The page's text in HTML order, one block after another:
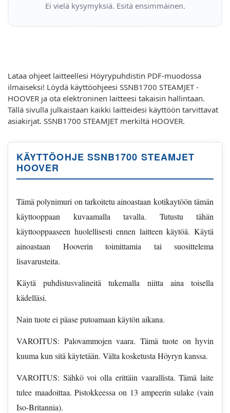
Ei vielä kysymyksiä. Esitä ensimmäinen.
Lataa ohjeet laitteellesi Höyrypuhdistin PDF-muodossa
ilmaiseksi! Löydä käyttöohjeesi SSNB1700 STEAMJET -
HOOVER ja ota elektroninen laitteesi takaisin hallintaan.
Tällä sivulla julkaistaan kaikki laitteidesi käyttöön tarvittavat
asiakirjat. SSNB1700 STEAMJET merkiltä HOOVER.
KÄYTTÖOHJE SSNB1700 STEAMJET
HOOVER
Tämä polynimuri on tarkoitetu ainoastaan kotikaytöön tämän
käyttooppaan kuvaamalla tavalla. Tutustu tähän
käyttooppaaseen huolellisesti ennen laitteen käytöä. Käytä
ainoastaan Hooverin toimittamia tai suosittelema
lisavarusteita.
Käytä puhdistusvalineitä tukemalla niitta aina toisella
kädelläsi.
Nain tuote ei päase putoamaan käytön aikana.
VAROITUS: Palovammojen vaara. Tämä tuote on hyvin
kuuma kun sitä käytetään. Välta kosketusta Höyryn kanssa.
VAROITUS: Sähkö voi olla erittäin vaarallista. Tämä laite
tulee maadoittaa. Pistokkeessa on 13 ampeerin sulake (vain
Iso-Britannia).